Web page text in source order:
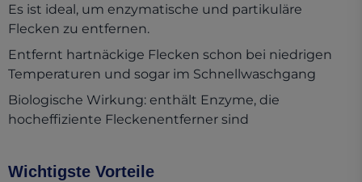
Es ist ideal, um enzymatische und partikuläre
Flecken zu entfernen.
Entfernt hartnäckige Flecken schon bei niedrigen
Temperaturen und sogar im Schnellwaschgang
Biologische Wirkung: enthält Enzyme, die
hocheffiziente Fleckenentferner sind
Wichtigste Vorteile